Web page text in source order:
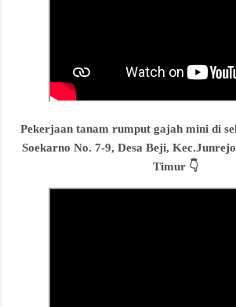
Pekerjaan tanam rumput gajah mini di
Soekarno No. 7-9, Desa Beji,
Timur 👇